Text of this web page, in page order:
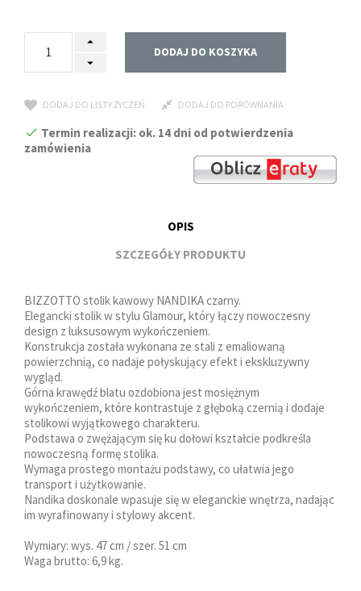
DODAJ DO KOSZYKA
DODAJ DO LISTY ŻYCZEŃ DODAJ DO PORÓWNANIA
Termin realizacji: ok. 14 dni od potwierdzenia
zamówienia
OPIS
SZCZEGÓŁY PRODUKTU
BIZZOTTO stolik kawowy NANDIKA czarny.
Elegancki stolik w stylu Glamour, który łączy nowoczesny
design z luksusowym wykończeniem.
Konstrukcja została wykonana ze stali z emaliowaną
powierzchnią, co nadaje połyskujący efekt i ekskluzywny
wygląd.
Górna krawędź blatu ozdobiona jest mosiężnym
wykończeniem, które kontrastuje z głęboką czernią i dodaje
stolikowi wyjątkowego charakteru.
Podstawa o zwężającym się ku dołowi kształcie podkreśla
nowoczesną formę stolika.
Wymaga prostego montażu podstawy, co ułatwia jego
transport i użytkowanie.
Nandika doskonale wpasuje się w eleganckie wnętrza, nadając
im wyrafinowany i stylowy akcent.
Wymiary: wys. 47 cm / szer. 51 cm
Waga brutto: 6,9 kg.